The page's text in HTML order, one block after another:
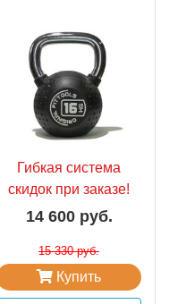
Гибкая система
скидок при заказе!
14 600 руб.
15 330 руб.
Купить